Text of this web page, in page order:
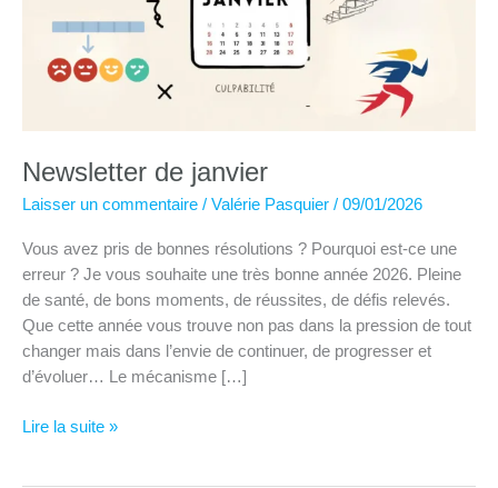
Newsletter de janvier
Laisser un commentaire / Valérie Pasquier / 09/01/2026
Vous avez pris de bonnes résolutions ? Pourquoi est-ce une
erreur ? Je vous souhaite une très bonne année 2026. Pleine
de santé, de bons moments, de réussites, de défis relevés.
Que cette année vous trouve non pas dans la pression de tout
changer mais dans l’envie de continuer, de progresser et
d’évoluer… Le mécanisme […]
Newsletter
Lire la suite »